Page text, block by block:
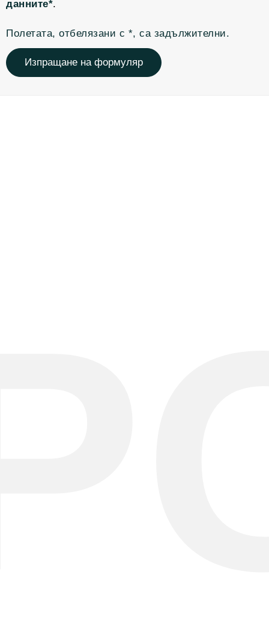
данните*.
Полетата, отбелязани с *, са задължителни.
Изпращане на формуляр